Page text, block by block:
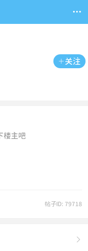

 关注
楼主吧
帖子ID: 79718
